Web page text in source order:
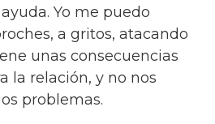
Yo me puedo
a gritos, atacando
unas consecuencias
la relación, y no nos
problemas.